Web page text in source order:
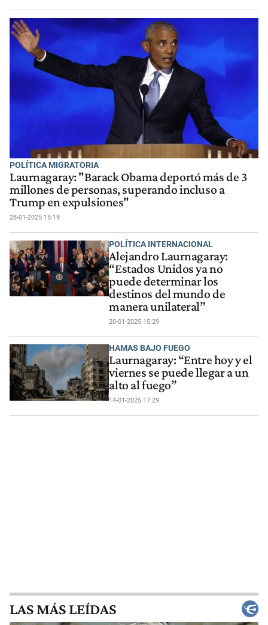
POLÍTICA MIGRATORIA
Laurnagaray: "Barack Obama deportó más de 3
millones de personas, superando incluso a
Trump en expulsiones"
28-01-2025 15:19
POLÍTICA INTERNACIONAL
Alejandro Laurnagaray:
“Estados Unidos ya no
puede determinar los
destinos del mundo de
manera unilateral”
20-01-2025 15:29
HAMAS BAJO FUEGO
Laurnagaray: “Entre hoy y el
viernes se puede llegar a un
alto al fuego”
14-01-2025 17:29
LAS MÁS LEÍDAS